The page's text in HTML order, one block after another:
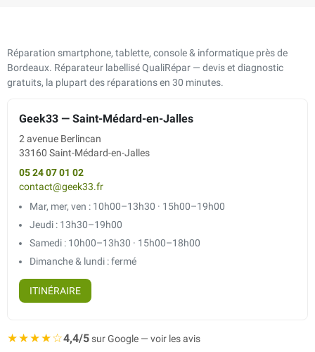
Réparation smartphone, tablette, console & informatique près de
Bordeaux. Réparateur labellisé QualiRépar — devis et diagnostic
gratuits, la plupart des réparations en 30 minutes.
Geek33 — Saint-Médard-en-Jalles
2 avenue Berlincan
33160 Saint-Médard-en-Jalles
05 24 07 01 02
contact@geek33.fr
Mar, mer, ven : 10h00–13h30 · 15h00–19h00
Jeudi : 13h30–19h00
Samedi : 10h00–13h30 · 15h00–18h00
Dimanche & lundi : fermé
ITINÉRAIRE
★★★★☆4,4/5sur Google — voir les avis